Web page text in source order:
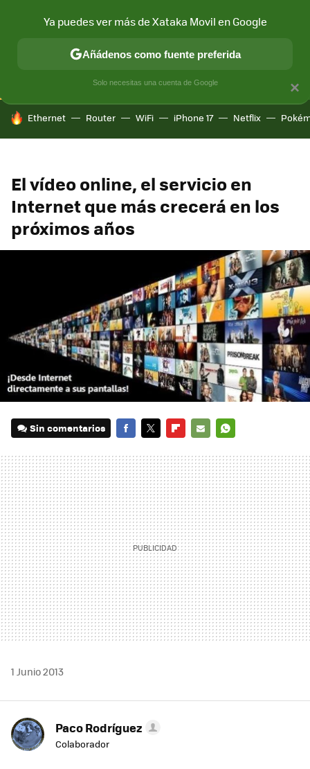
CONECTIVIDAD MÓVIL Y SOCIEDAD APLICACIONES
HOY SE HABLA DE
Ethernet Router WiFi iPhone 17 Netflix
El vídeo online, el servicio en
Internet que más crecerá en los
próximos años
Sin comentarios
MAIL
1 Junio 2013
Paco Rodríguez
Colaborador
×
Ya puedes ver más de Xataka Movil en Google
Añádenos como fuente preferida
Solo necesitas una cuenta de Google